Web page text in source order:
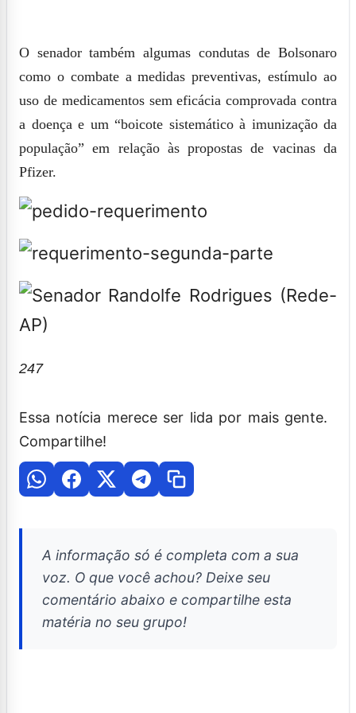
O senador também algumas condutas de Bolsonaro
como o combate a medidas preventivas, estímulo ao
uso de medicamentos sem eficácia comprovada contra
a doença e um “boicote sistemático à imunização da
população” em relação às propostas de vacinas da
Pfizer.
247
Essa notícia merece ser lida por mais gente.
Compartilhe!
A informação só é completa com a sua
voz. O que você achou? Deixe seu
comentário abaixo e compartilhe esta
matéria no seu grupo!